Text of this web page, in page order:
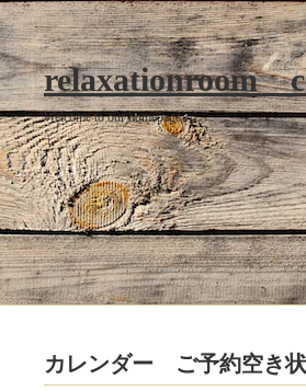
relaxationroom
Welcome to our homepage
カレンダー ご予約空き